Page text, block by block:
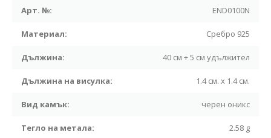
Арт. №: END0100N
Материал: Сребро 925
Дължина: 40 см + 5 см удължител
Дължина на висулка: 1.4 см. х 1.4 см.
Вид камък: черен оникс
Тегло на метала: 2.58 g